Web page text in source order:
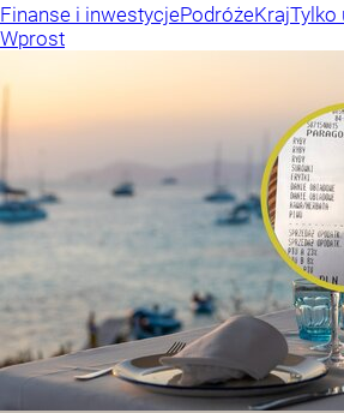
Finanse i inwestycjePodróżeKrajTylko
Wprost